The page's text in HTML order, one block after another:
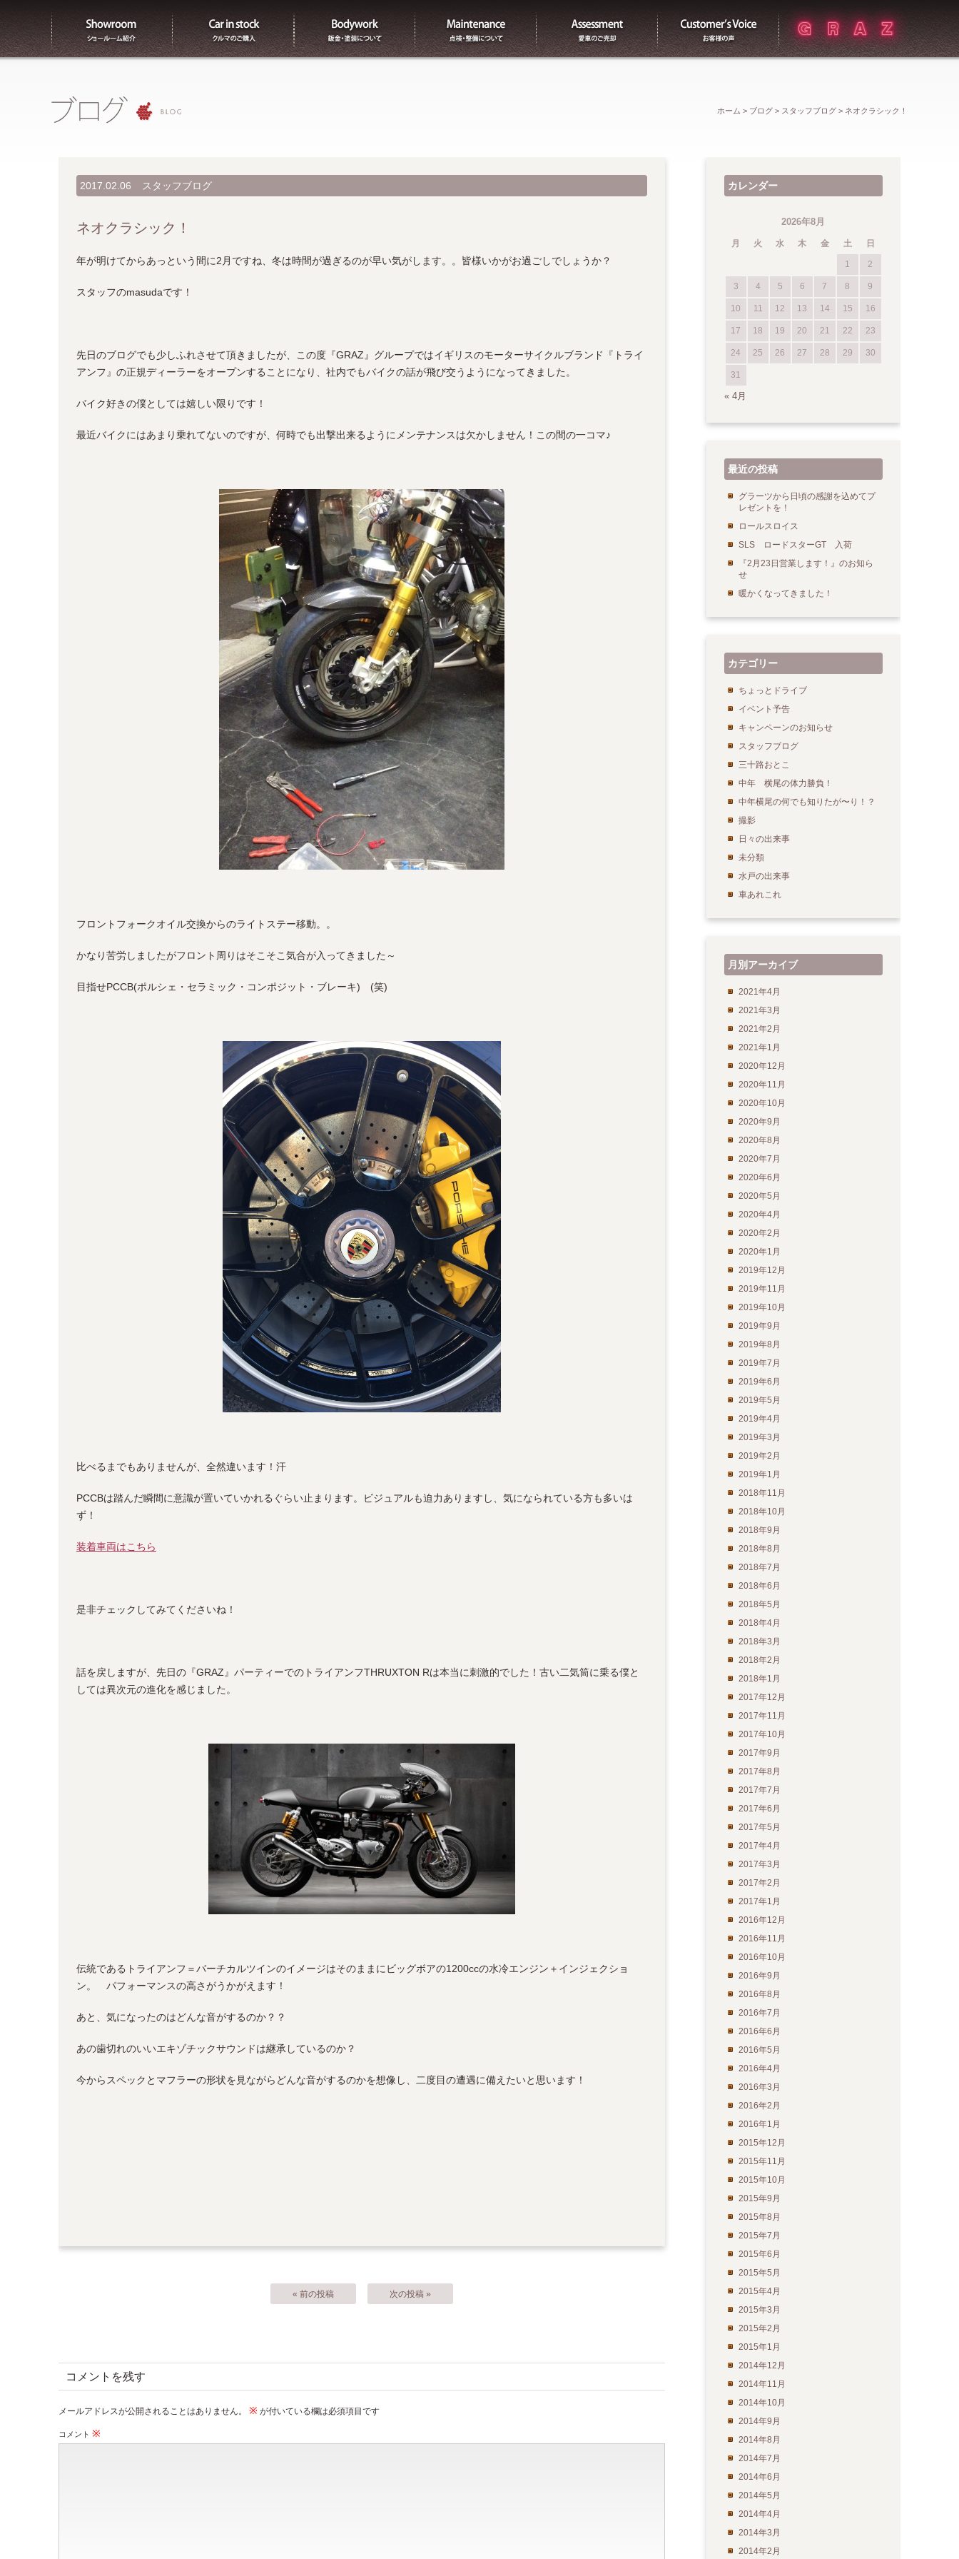
ショールーム紹介 販売 板金 整備 買取 お客様の声
ホーム > ブログ > スタッフブログ > ネオクラシック！
2017.02.06 スタッフブログ
ネオクラシック！
年が明けてからあっという間に2月ですね、冬は時間が過ぎるのが早い気がします。。皆様いかがお過ごしでしょうか？
スタッフのmasudaです！
先日のブログでも少しふれさせて頂きましたが、この度『GRAZ』グループではイギリスのモーターサイクルブランド『トライ
アンフ』の正規ディーラーをオープンすることになり、社内でもバイクの話が飛び交うようになってきました。
バイク好きの僕としては嬉しい限りです！
最近バイクにはあまり乗れてないのですが、何時でも出撃出来るようにメンテナンスは欠かしません！この間の一コマ♪
フロントフォークオイル交換からのライトステー移動。。
かなり苦労しましたがフロント周りはそこそこ気合が入ってきました～
目指せPCCB(ポルシェ・セラミック・コンポジット・ブレーキ) (笑)
比べるまでもありませんが、全然違います！汗
PCCBは踏んだ瞬間に意識が置いていかれるぐらい止まります。ビジュアルも迫力ありますし、気になられている方も多いは
ず！
装着車両はこちら
是非チェックしてみてくださいね！
話を戻しますが、先日の『GRAZ』パーティーでのトライアンフTHRUXTON Rは本当に刺激的でした！古い二気筒に乗る僕と
しては異次元の進化を感じました。
伝統であるトライアンフ＝バーチカルツインのイメージはそのままにビッグボアの1200ccの水冷エンジン＋インジェクショ
ン。 パフォーマンスの高さがうかがえます！
あと、気になったのはどんな音がするのか？？
あの歯切れのいいエキゾチックサウンドは継承しているのか？
今からスペックとマフラーの形状を見ながらどんな音がするのかを想像し、二度目の遭遇に備えたいと思います！
« 前の投稿 次の投稿 »
コメントを残す
メールアドレスが公開されることはありません。 ※ が付いている欄は必須項目です
コメント ※
カレンダー
2026年8月
月 火 水 木 金 土 日
1 2
3 4 5 6 7 8 9
10 11 12 13 14 15 16
17 18 19 20 21 22 23
24 25 26 27 28 29 30
31
« 4月
最近の投稿
グラーツから日頃の感謝を込めてプ
レゼントを！
ロールスロイス
SLS ロードスターGT 入荷
『2月23日営業します！』のお知ら
せ
暖かくなってきました！
カテゴリー
ちょっとドライブ
イベント予告
キャンペーンのお知らせ
スタッフブログ
三十路おとこ
中年 横尾の体力勝負！
中年横尾の何でも知りたが〜り！？
撮影
日々の出来事
未分類
水戸の出来事
車あれこれ
月別アーカイブ
2021年4月
2021年3月
2021年2月
2021年1月
2020年12月
2020年11月
2020年10月
2020年9月
2020年8月
2020年7月
2020年6月
2020年5月
2020年4月
2020年2月
2020年1月
2019年12月
2019年11月
2019年10月
2019年9月
2019年8月
2019年7月
2019年6月
2019年5月
2019年4月
2019年3月
2019年2月
2019年1月
2018年11月
2018年10月
2018年9月
2018年8月
2018年7月
2018年6月
2018年5月
2018年4月
2018年3月
2018年2月
2018年1月
2017年12月
2017年11月
2017年10月
2017年9月
2017年8月
2017年7月
2017年6月
2017年5月
2017年4月
2017年3月
2017年2月
2017年1月
2016年12月
2016年11月
2016年10月
2016年9月
2016年8月
2016年7月
2016年6月
2016年5月
2016年4月
2016年3月
2016年2月
2016年1月
2015年12月
2015年11月
2015年10月
2015年9月
2015年8月
2015年7月
2015年6月
2015年5月
2015年4月
2015年3月
2015年2月
2015年1月
2014年12月
2014年11月
2014年10月
2014年9月
2014年8月
2014年7月
2014年6月
2014年5月
2014年4月
2014年3月
2014年2月